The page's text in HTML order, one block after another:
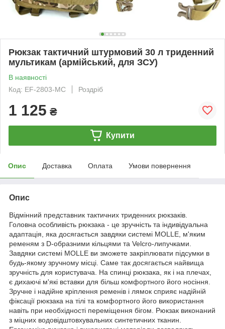
Рюкзак тактичний штурмовий 30 л триденний
мультикам (армійський, для ЗСУ)
В наявності
Код: EF-2803-MC
Роздріб
1 125 ₴
Купити
Опис Доставка Оплата Умови повернення
Опис
Відмінний представник тактичних триденних рюкзаків.
Головна особливість рюкзака - це зручність та індивідуальна
адаптація, яка досягається завдяки системі MOLLE, м'яким
ременям з D-образними кільцями та Velcro-липучками.
Завдяки системі MOLLE ви зможете закріплювати підсумки в
будь-якому зручному місці. Саме так досягається найвища
зручність для користувача. На спинці рюкзака, як і на плечах,
є дихаючі м'які вставки для більш комфортного його носіння.
Зручне і надійне кріплення ременів і лямок сприяє надійній
фіксації рюкзака на тілі та комфортного його використання
навіть при необхідності переміщення бігом. Рюкзак виконаний
з міцних водовідштовхувальних синтетичних тканин.